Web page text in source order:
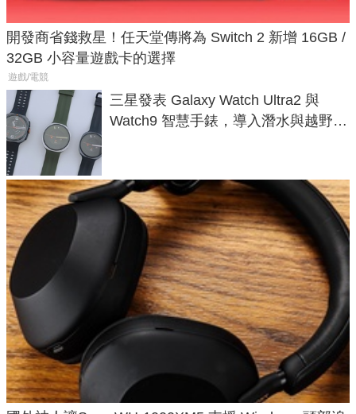
開發商省錢救星！任天堂傳將為 Switch 2 新增 16GB /
32GB 小容量遊戲卡的選擇
遊戲/電競
三星發表 Galaxy Watch Ultra2 與
Watch9 智慧手錶，導入潛水與越野跑